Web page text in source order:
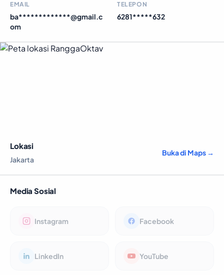
EMAIL
ba*************@gmail.c
om
TELEPON
6281*****632
Lokasi
Jakarta
Buka di Maps →
Media Sosial
Instagram Facebook
LinkedIn YouTube